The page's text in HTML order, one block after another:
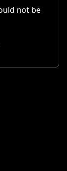
not be